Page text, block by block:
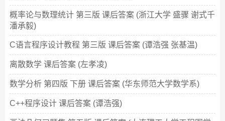
概率论与数理统计 第三版 课后答案 (浙江大学 盛骤 谢式千
潘承毅)
C语言程序设计教程 第三版 课后答案 (谭浩强 张基温)
离散数学 课后答案 (左孝凌)
数学分析 第四版 下册 课后答案 (华东师范大学数学系)
C++程序设计 课后答案 (谭浩强)